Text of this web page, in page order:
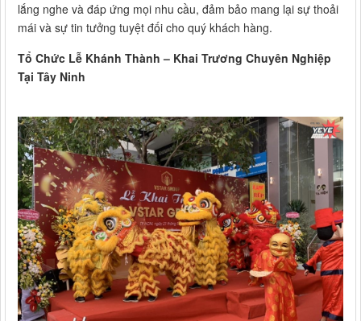
lắng nghe và đáp ứng mọi nhu cầu, đảm bảo mang lại sự thoải
mái và sự tin tưởng tuyệt đối cho quý khách hàng.
Tổ Chức Lễ Khánh Thành – Khai Trương Chuyên Nghiệp
Tại Tây Ninh